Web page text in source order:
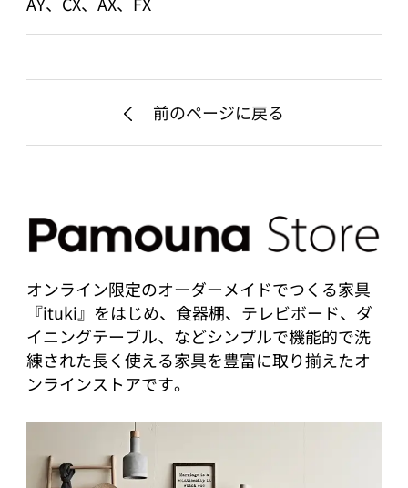
前のページに戻る
オンライン限定のオーダーメイドでつくる家具
『ituki』をはじめ、食器棚、テレビボード、ダ
イニングテーブル、などシンプルで機能的で洗
練された長く使える家具を豊富に取り揃えたオ
ンラインストアです。